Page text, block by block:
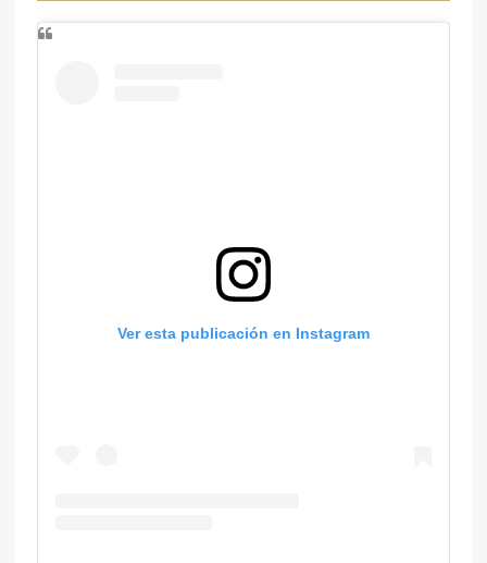
Ver esta publicación en Instagram